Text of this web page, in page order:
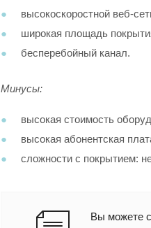
высокоскоростной веб-
широкая площадь
бесперебойный канал.
Минусы:
высокая стоимость
высокая абонентская
сложности с покрытием:
Вы можете